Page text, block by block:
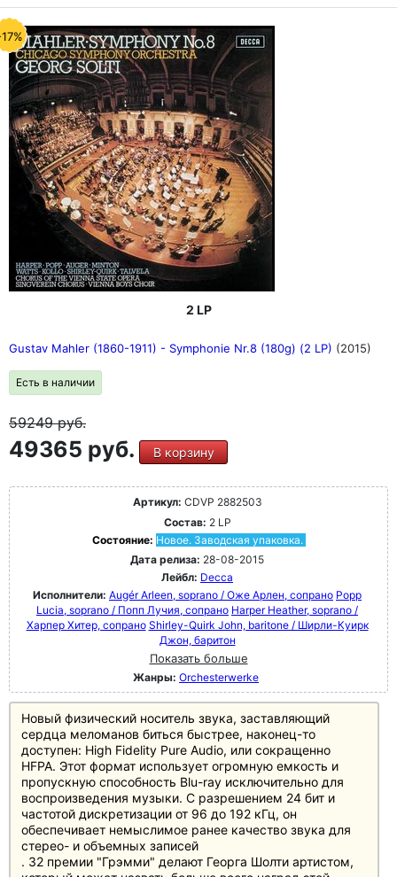
2 LP
Gustav Mahler (1860-1911) - Symphonie Nr.8 (180g) (2 LP) (2015)
Есть в наличии
59249руб.
49365 руб. В корзину
Артикул: CDVP 2882503
Состав: 2 LP
Состояние: Новое. Заводская упаковка.
Дата релиза: 28-08-2015
Лейбл: Decca
Исполнители: Augér Arleen, soprano / Оже Арлен, сопрано Popp
Lucia, soprano / Попп Лучия, сопрано Harper Heather, soprano /
Харпер Хитер, сопрано Shirley-Quirk John, baritone / Ширли-Куирк
Джон, баритон
Показать больше
Жанры: Orchesterwerke
Новый физический носитель звука, заставляющий
сердца меломанов биться быстрее, наконец-то
доступен: High Fidelity Pure Audio, или сокращенно
HFPA. Этот формат использует огромную емкость и
пропускную способность Blu-ray исключительно для
воспроизведения музыки. С разрешением 24 бит и
частотой дискретизации от 96 до 192 кГц, он
обеспечивает немыслимое ранее качество звука для
стерео- и объемных записей
. 32 премии "Грэмми" делают Георга Шолти артистом,